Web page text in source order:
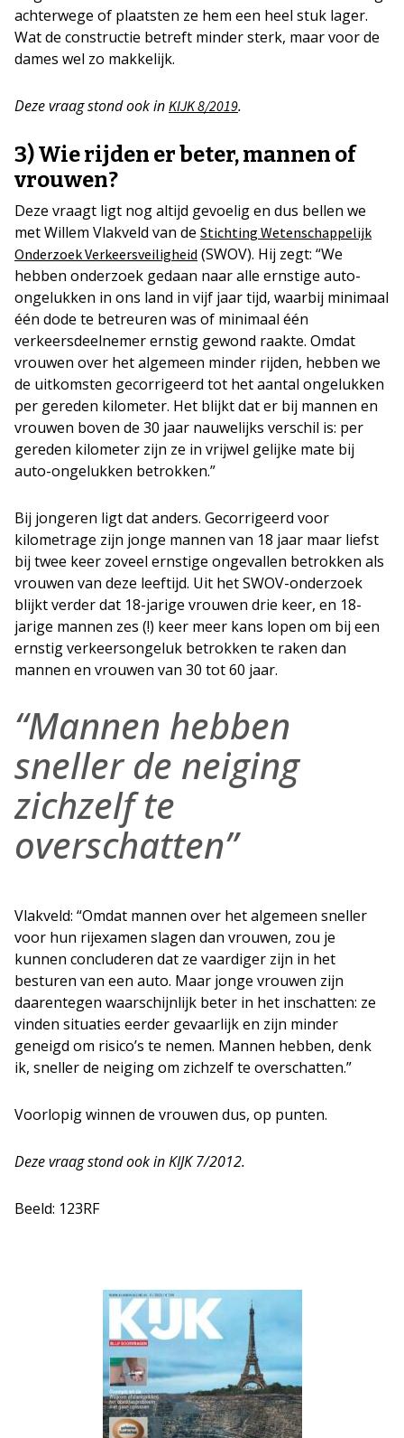
achterwege of plaatsten ze hem een heel stuk lager.
Wat de constructie betreft minder sterk, maar voor de
dames wel zo makkelijk.
Deze vraag stond ook in KIJK 8/2019.
3) Wie rijden er beter, mannen of
vrouwen?
Deze vraagt ligt nog altijd gevoelig en dus bellen we
met Willem Vlakveld van de Stichting Wetenschappelijk
Onderzoek Verkeersveiligheid (SWOV). Hij zegt: “We
hebben onderzoek gedaan naar alle ernstige auto-
ongelukken in ons land in vijf jaar tijd, waarbij minimaal
één dode te betreuren was of minimaal één
verkeersdeelnemer ernstig gewond raakte. Omdat
vrouwen over het algemeen minder rijden, hebben we
de uitkomsten gecorrigeerd tot het aantal ongelukken
per gereden kilometer. Het blijkt dat er bij mannen en
vrouwen boven de 30 jaar nauwelijks verschil is: per
gereden kilometer zijn ze in vrijwel gelijke mate bij
auto-ongelukken betrokken.”
Bij jongeren ligt dat anders. Gecorrigeerd voor
kilometrage zijn jonge mannen van 18 jaar maar liefst
bij twee keer zoveel ernstige ongevallen betrokken als
vrouwen van deze leeftijd. Uit het SWOV-onderzoek
blijkt verder dat 18-jarige vrouwen drie keer, en 18-
jarige mannen zes (!) keer meer kans lopen om bij een
ernstig verkeersongeluk betrokken te raken dan
mannen en vrouwen van 30 tot 60 jaar.
“Mannen hebben
sneller de neiging
zichzelf te
overschatten”
Vlakveld: “Omdat mannen over het algemeen sneller
voor hun rijexamen slagen dan vrouwen, zou je
kunnen concluderen dat ze vaardiger zijn in het
besturen van een auto. Maar jonge vrouwen zijn
daarentegen waarschijnlijk beter in het inschatten: ze
vinden situaties eerder gevaarlijk en zijn minder
geneigd om risico’s te nemen. Mannen hebben, denk
ik, sneller de neiging om zichzelf te overschatten.”
Voorlopig winnen de vrouwen dus, op punten.
Deze vraag stond ook in KIJK 7/2012.
Beeld: 123RF